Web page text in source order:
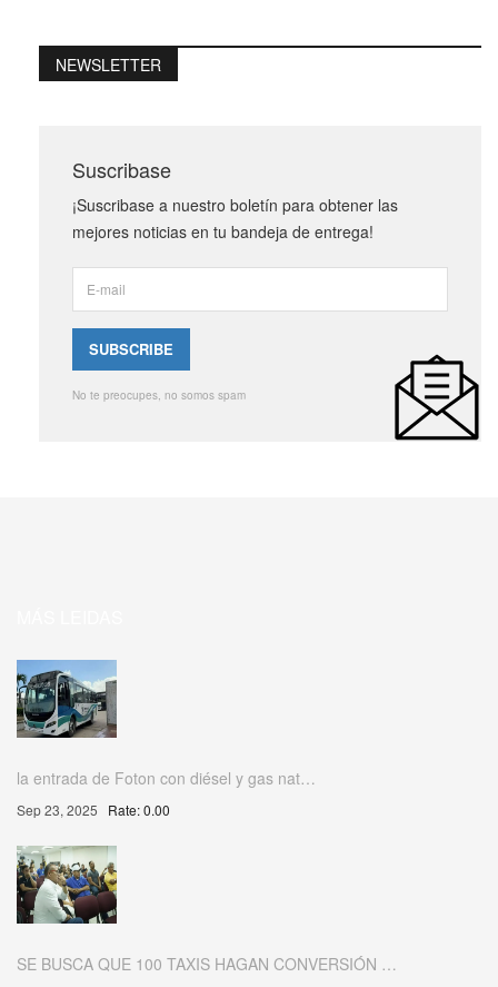
NEWSLETTER
Suscribase
¡Suscribase a nuestro boletín para obtener las
mejores noticias en tu bandeja de entrega!
No te preocupes, no somos spam
la entrada de Foton con diésel y gas nat…
Sep 23, 2025 Rate: 0.00
SE BUSCA QUE 100 TAXIS HAGAN CONVERSIÓN …